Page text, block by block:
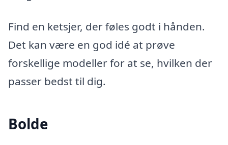
Find en ketsjer, der føles godt i hånden.
Det kan være en god idé at prøve
forskellige modeller for at se, hvilken der
passer bedst til dig.
Bolde